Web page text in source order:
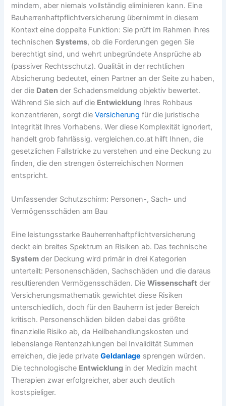
mindern, aber niemals vollständig eliminieren kann. Eine
Bauherrenhaftpflichtversicherung übernimmt in diesem
Kontext eine doppelte Funktion: Sie prüft im Rahmen ihres
technischenSystems, ob die Forderungen gegen Sie
berechtigt sind, und wehrt unbegründete Ansprüche ab
(passiver Rechtsschutz). Qualität in der rechtlichen
Absicherung bedeutet, einen Partner an der Seite zu haben,
der die Daten der Schadensmeldung objektiv bewertet.
Während Sie sich auf die Entwicklung Ihres Rohbaus
konzentrieren, sorgt dieVersicherung für die juristische
Integrität Ihres Vorhabens. Wer diese Komplexität ignoriert,
handelt grob fahrlässig. vergleichen.co.at hilft Ihnen, die
gesetzlichen Fallstricke zu verstehen und eine Deckung zu
finden, die den strengen österreichischen Normen
entspricht.
Umfassender Schutzschirm: Personen-, Sach- und
Vermögensschäden am Bau
Eine leistungsstarke Bauherrenhaftpflichtversicherung
deckt ein breites Spektrum an Risiken ab. Das technische
System der Deckung wird primär in drei Kategorien
unterteilt: Personenschäden, Sachschäden und die daraus
resultierenden Vermögensschäden. DieWissenschaft der
Versicherungsmathematik gewichtet diese Risiken
unterschiedlich, doch für den Bauherrn ist jeder Bereich
kritisch. Personenschäden bilden dabei das größte
finanzielle Risiko ab, da Heilbehandlungskosten und
lebenslange Rentenzahlungen bei Invalidität Summen
erreichen, die jede privateGeldanlage sprengen würden.
Die technologische Entwicklung in der Medizin macht
Therapien zwar erfolgreicher, aber auch deutlich
kostspieliger.